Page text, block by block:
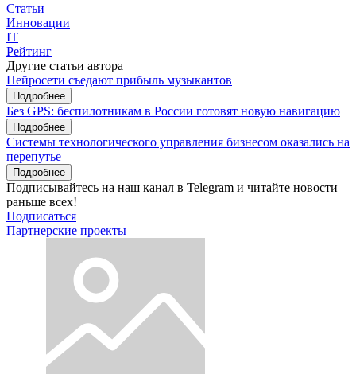
Статьи
Инновации
IT
Рейтинг
Другие статьи автора
Нейросети съедают прибыль музыкантов
Подробнее
Без GPS: беспилотникам в России готовят новую навигацию
Подробнее
Системы технологического управления бизнесом оказались на
перепутье
Подробнее
Подписывайтесь на наш канал в Telegram и читайте новости
раньше всех!
Подписаться
Партнерские проекты